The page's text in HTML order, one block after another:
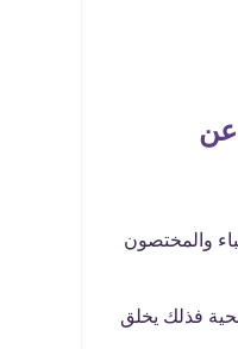
عن
والمختصون
فذلك يخلق